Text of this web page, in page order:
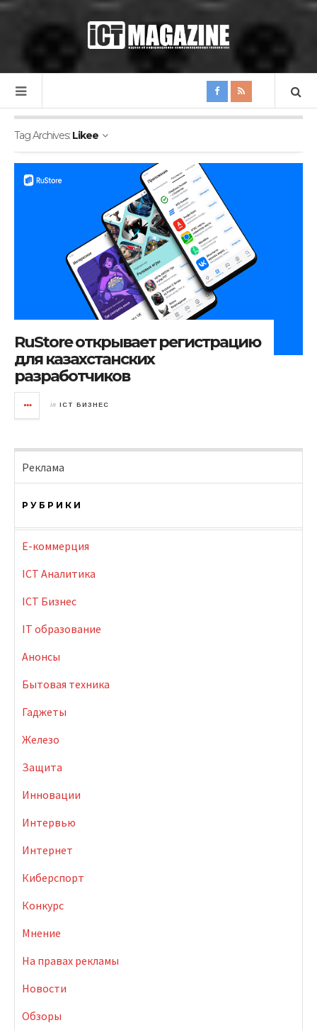
Tag Archives: Likee
RuStore открывает регистрацию
для казахстанских
разработчиков
in ICT БИЗНЕС
Реклама
РУБРИКИ
E-коммерция
ICT Аналитика
ICT Бизнес
IT образование
Анонсы
Бытовая техника
Гаджеты
Железо
Защита
Инновации
Интервью
Интернет
Киберспорт
Конкурс
Мнение
На правах рекламы
Новости
Обзоры